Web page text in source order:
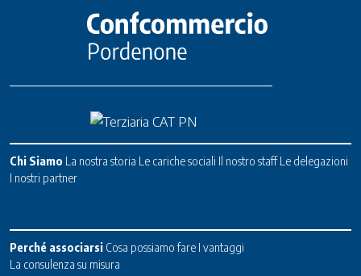
Chi Siamo La nostra storia Le cariche sociali Il nostro staff Le delegazioni
I nostri partner
Perché associarsi Cosa possiamo fare I vantaggi
La consulenza su misura